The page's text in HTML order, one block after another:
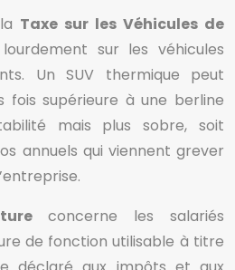
Taxe sur les Véhicules de
sur les véhicules
Un SUV thermique peut
fois supérieure à une berline
mais plus sobre, soit
annuels qui viennent grever
concerne les salariés
de fonction utilisable à titre